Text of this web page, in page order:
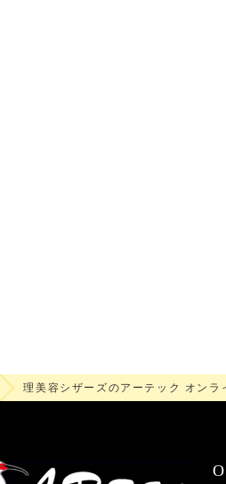
理美容シザーズのアーテック オンラ